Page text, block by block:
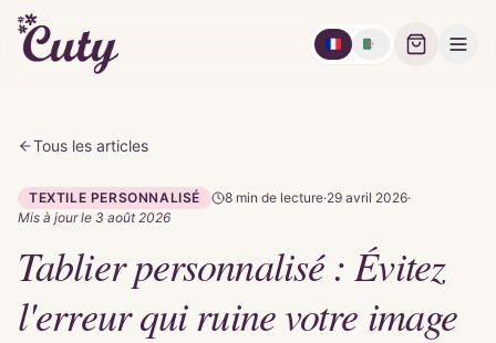
🇫🇷 🇩🇿
Tous les articles
TEXTILE PERSONNALISÉ 8 min de lecture·29 avril 2026·
Mis à jour le 3 août 2026
Tablier personnalisé : Évitez
l'erreur qui ruine votre image